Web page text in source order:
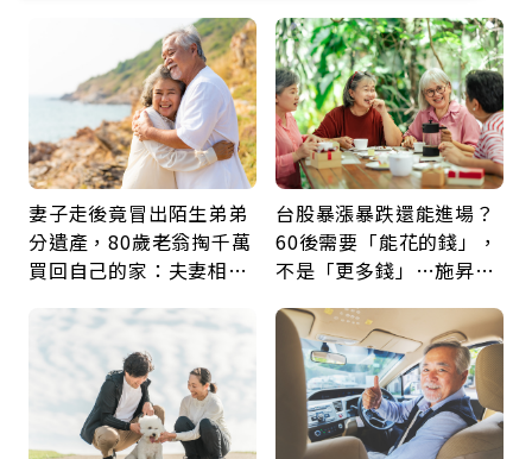
妻子走後竟冒出陌生弟弟
分遺產，80歲老翁掏千萬
買回自己的家：夫妻相守
台股暴漲暴跌還能進場？
60後需要「能花的錢」，
不是「更多錢」…施昇
票